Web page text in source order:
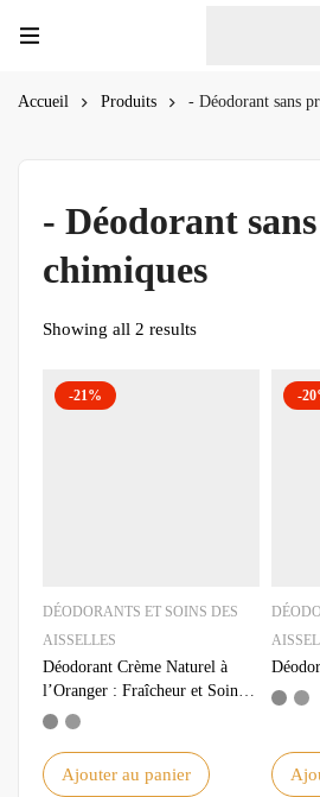
Accueil Produits - Déodorant sans
- Déodorant
chimiques
Showing all 2 results
-21%
DÉODORANTS ET SOINS DES
AISSELLES
Déodorant Crème Naturel à
l’Oranger : Fraîcheur et Soins
Bio
Ajouter au panier
-